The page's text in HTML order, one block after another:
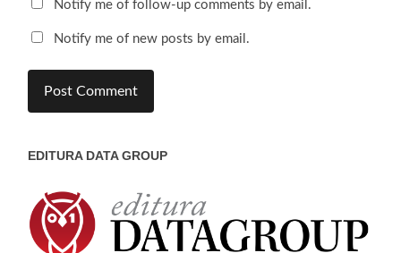
Notify me of follow-up comments by email.
Notify me of new posts by email.
EDITURA DATA GROUP